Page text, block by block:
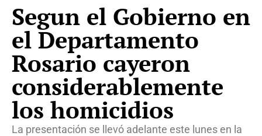
Segun el Gobierno en
el Departamento
Rosario cayeron
considerablemente
los homicidios
La presentación se llevó adelante este lunes en la